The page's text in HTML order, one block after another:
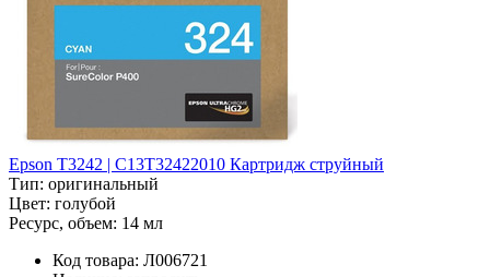
Epson T3242 | C13T32422010 Картридж струйный
Тип: оригинальный
Цвет: голубой
Ресурс, объем: 14 мл
Код товара: Л006721